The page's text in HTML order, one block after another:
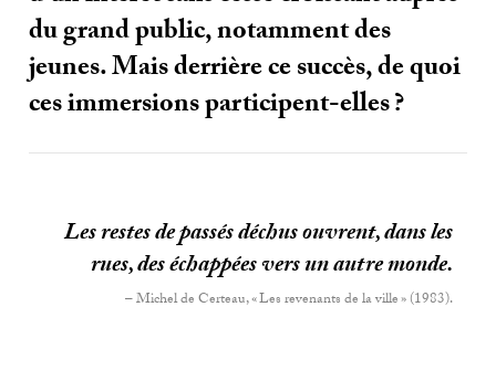
du grand public, notamment des
jeunes. Mais derrière ce succès, de quoi
ces immersions participent-elles?
Les restes de passés déchus ouvrent, dans les
rues, des échappées vers un autre monde.
– Michel de Certeau, «Les revenants de la ville» (1983).